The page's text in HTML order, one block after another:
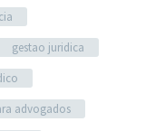
gestao juridica
advogados